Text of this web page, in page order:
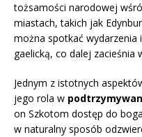
tożsamości narodowej
miastach, takich jak
można spotkać
gaelicką, co dalej zacieśnia
Jednym z istotnych
jego rola w
on Szkotom dostęp do
w naturalny sposób